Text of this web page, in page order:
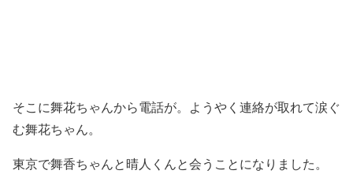
そこに舞花ちゃんから電話が。ようやく連絡が取れて涙ぐ
む舞花ちゃん。
東京で舞香ちゃんと晴人くんと会うことになりました。